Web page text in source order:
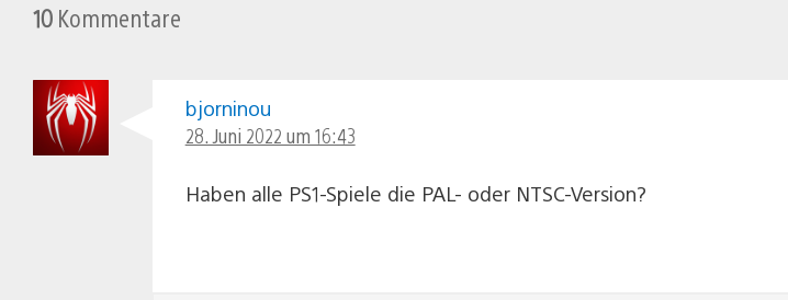
10 Kommentare
bjorninou
28. Juni 2022 um 16:43
Haben alle PS1-Spiele die PAL- oder NTSC-Version?